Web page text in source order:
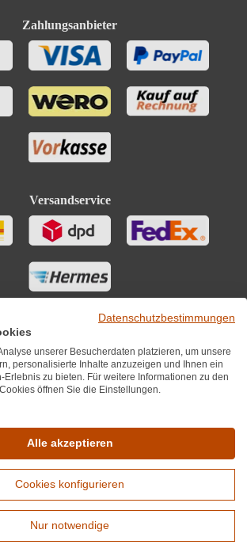
Zahlungsanbieter
Versandservice
zzgl. 5,90€ Versandkosten je Winzer.
Versandkostenfrei ab 12 Flaschen je Winzer.
© 2010 - 2026 WirWinzer GmbH
Erweiterte Suche
Datenschutzbestimmungen
unserer Besucherdaten platzieren, um unsere
personalisierte Inhalte anzuzeigen und Ihnen ein
Erlebnis zu bieten. Für weitere Informationen zu den
öffnen Sie die Einstellungen.
Alle akzeptieren
Cookies konfigurieren
Nur notwendige